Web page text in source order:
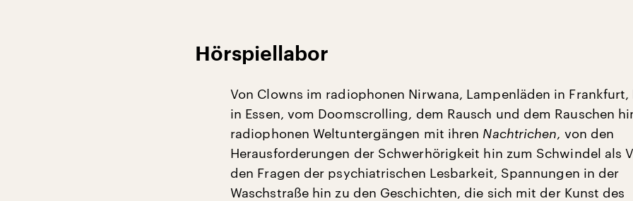
Hörspiellabor
Von Clowns im radiophonen Nirwana, Lampenläden in Frankfurt,
in Essen, vom Doomscrolling, dem Rausch und dem Rauschen
radiophonen Weltuntergängen mit ihren Nachtrichen, von den
Herausforderungen der Schwerhörigkeit hin zum Schwindel als
den Fragen der psychiatrischen Lesbarkeit, Spannungen in der
Waschstraße hin zu den Geschichten, die sich mit der Kunst des